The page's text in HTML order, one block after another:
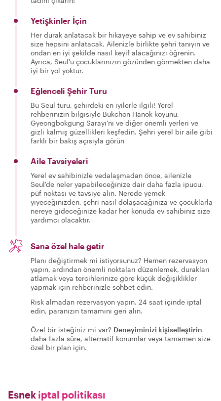
Yetişkinler İçin
Her durak anlatacak bir hikayeye sahip ve ev sahibiniz
size hepsini anlatacak. Ailenizle birlikte şehri tanıyın ve
ondan en iyi şekilde nasıl keyif alacağınızı öğrenin.
Ayrıca, Seul'u çocuklarınızın gözünden görmekten daha
iyi bir yol yoktur.
Eğlenceli Şehir Turu
Bu Seul turu, şehirdeki en iyilerle ilgili! Yerel
rehberinizin bilgisiyle Bukchon Hanok köyünü,
Gyeongbokgung Sarayı'nı ve diğer önemli yerleri ve
gizli kalmış güzellikleri keşfedin. Şehri yerel bir aile gibi
farklı bir bakış açısıyla görün
Aile Tavsiyeleri
Yerel ev sahibinizle vedalaşmadan önce, ailenizle
Seul'de neler yapabileceğinize dair daha fazla ipucu,
püf noktası ve tavsiye alın. Nerede yemek
yiyeceğinizden, şehri nasıl dolaşacağınıza ve çocuklarla
nereye gideceğinize kadar her konuda ev sahibiniz size
yardımcı olacaktır.
Sana özel hale getir
Planı değiştirmek mi istiyorsunuz? Hemen rezervasyon
yapın, ardından önemli noktaları düzenlemek, durakları
atlamak veya tercihlerinize göre küçük değişiklikler
yapmak için rehberinizle sohbet edin.
Risk almadan rezervasyon yapın. 24 saat içinde iptal
edin, paranızın tamamını geri alın.
Özel bir isteğiniz mi var? Deneyiminizi kişiselleştirin
daha fazla süre, alternatif konumlar veya tamamen size
özel bir plan için.
Esnek iptal politikası